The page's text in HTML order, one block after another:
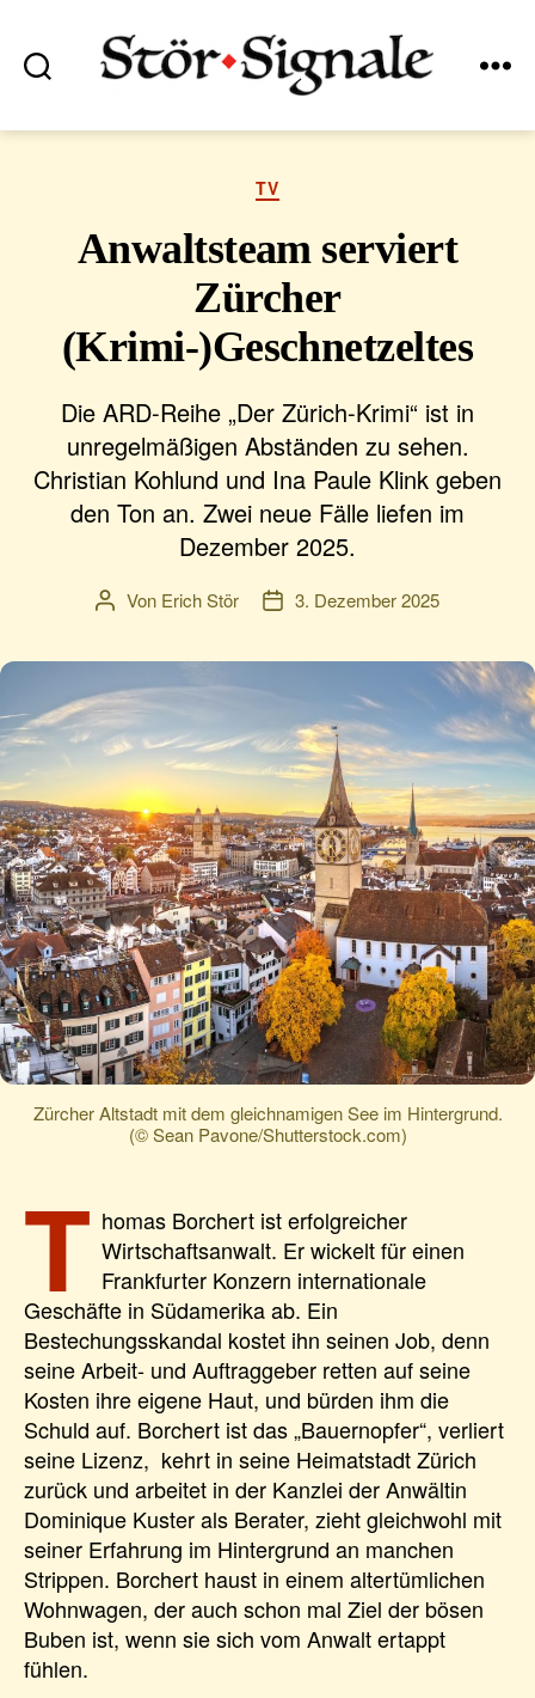
Kategorien
TV
Anwaltsteam serviert
Zürcher
(Krimi-)Geschnetzeltes
Die ARD-Reihe „Der Zürich-Krimi“ ist in
unregelmäßigen Abständen zu sehen.
Christian Kohlund und Ina Paule Klink geben
den Ton an. Zwei neue Fälle liefen im
Dezember 2025.
Beitragsautor
Von Erich Stör Veröffentlichungsdatum
3. Dezember 2025
Zürcher Altstadt mit dem gleichnamigen See im Hintergrund.
(© Sean Pavone/Shutterstock.com)
T homas Borchert ist erfolgreicher
Wirtschaftsanwalt. Er wickelt für einen
Frankfurter Konzern internationale
Geschäfte in Südamerika ab. Ein
Bestechungsskandal kostet ihn seinen Job, denn
seine Arbeit- und Auftraggeber retten auf seine
Kosten ihre eigene Haut, und bürden ihm die
Schuld auf. Borchert ist das „Bauernopfer“, verliert
seine Lizenz, kehrt in seine Heimatstadt Zürich
zurück und arbeitet in der Kanzlei der Anwältin
Dominique Kuster als Berater, zieht gleichwohl mit
seiner Erfahrung im Hintergrund an manchen
Strippen. Borchert haust in einem altertümlichen
Wohnwagen, der auch schon mal Ziel der bösen
Buben ist, wenn sie sich vom Anwalt ertappt
fühlen.